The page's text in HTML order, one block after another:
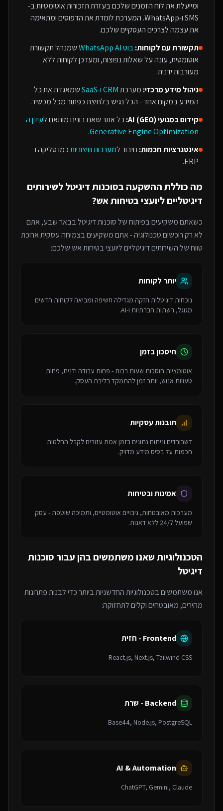
ומייעלת את לוח הזמנים שלכם בעזרת תזכורות אוטומטיות ב-
SMS ו-WhatsApp. המערכת לומדת את הדפוסים ומתאימה
את עצמה לצרכים העסקיים שלכם.
תקשורת עם לקוחות:בוט WhatsApp AI
שמנהל תקשורת
אוטומטית, עונה על שאלות נפוצות, ומעדכן לקוחות ללא
מעורבות ידנית.
ניהול מידע מרכזי: מערכתCRM ו-SaaS
שמאגדת את כל
המידע במקום אחד - הכל נגיש בלחיצת כפתור מכל מכשיר.
קידום במנועי AI (GEO):
כל אתר שאנו בונים מותאם לעידן ה-
Generative Engine Optimization
.
אינטגרציות חכמות: חיבור למערכות חיצוניותכמו סליקה ו-
ERP.
מה כוללת ההשקעה בסוכנות דיגיטללשירותים
דיגיטליים ליועצי בטיחות אש?
כשאתם משקיעים בפיתוח שלסוכנות דיגיטלבבאר שבע, אתם
לא רק רוכשים טכנולוגיה - אתם משקיעים בצמיחה עסקית ארוכת
טווח של השירותים דיגיטליים ליועצי בטיחות אש שלכם:
יותר לקוחות
נוכחות דיגיטלית חזקה מגדילה חשיפה ומביאה לקוחות חדשים
מגוגל, רשתות חברתיות ו-AI.
חיסכון בזמן
אוטומציות חוסכות שעות רבות - פחות עבודה ידנית, פחות
טעויות אנוש, יותר זמן להתמקד בליבת העסק.
תובנות עסקיות
דשבורדים וניתוח נתונים בזמן אמת עזורים לקבל החלטות
חכמות על בסיס מידע מדויק.
אמינות ובטיחות
מערכות מאובטחות, גיבויים אוטומטיים, ותמיכה שוטפת - עסק
שפועל 24/7 ללא דאגות.
הטכנולוגיות שאנו משתמשים בהן עבור סוכנות
דיגיטל
אנו משתמשים בטכנולוגיות החדשניות ביותר כדי לבנות פתרונות
מהירים, מאובטחים וקלים לתחזוקה:
Frontend - חזית
React.js, Next.js, Tailwind CSS
Backend - שרת
Base44, Node.js, PostgreSQL
AI & Automation
ChatGPT, Gemini, Claude